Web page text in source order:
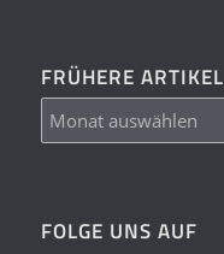
FRÜHERE ARTIKEL
FOLGE UNS AUF